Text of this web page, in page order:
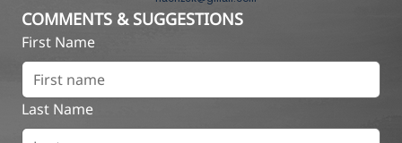
COMMENTS & SUGGESTIONS
First Name
Last Name